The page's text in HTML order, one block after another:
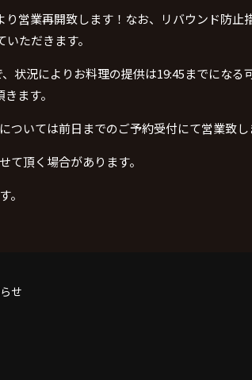
り営業再開致します！なお、リバウンド防止
ただきます。
、状況によりお料理の提供は19:45までになる
ます。
ついては前日までのご予約受付にて営業致し
て頂く場合があります。
。
せ